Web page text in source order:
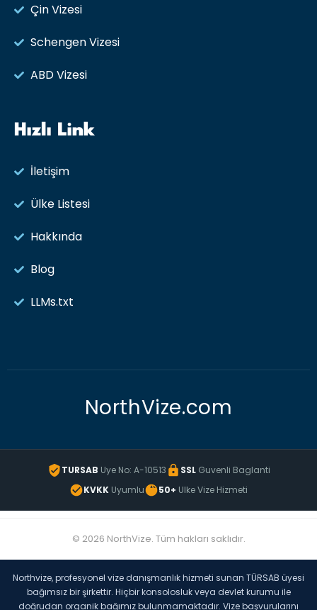
Çin Vizesi
Schengen Vizesi
ABD Vizesi
Hızlı Link
İletişim
Ülke Listesi
Hakkında
Blog
LLMs.txt
NorthVize.com
TURSAB Uye No: A-10513 SSLGuvenli Baglanti
KVKK Uyumlu 50+ Ulke Vize Hizmeti
© 2026 NorthVize. Tüm hakları saklıdır.
Northvize, profesyonel vize danışmanlık hizmeti sunan TÜRSAB üyesi
bağımsız bir şirkettir. Hiçbir konsolosluk veya devlet kurumu ile
doğrudan organik bağımız bulunmamaktadır. Vize başvurularını